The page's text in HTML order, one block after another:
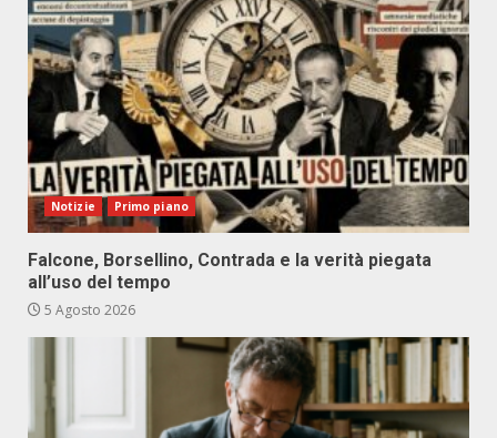
Notizie Primo piano
Falcone, Borsellino, Contrada e la verità piegata
all’uso del tempo
5 Agosto 2026